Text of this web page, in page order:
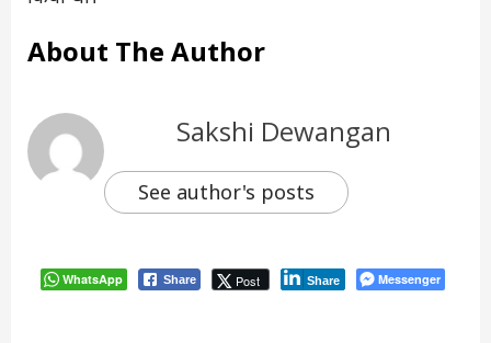
About The Author
Sakshi Dewangan
See author's posts
WhatsApp Share Post Share Messenger